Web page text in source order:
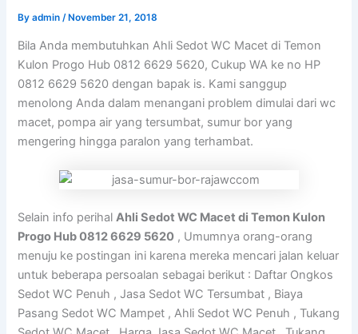
Byadmin/ November 21, 2018
Bila Anda membutuhkan Ahli Sedot WC Macet di Temon
Kulon Progo Hub 0812 6629 5620, Cukup WA ke no HP
0812 6629 5620 dengan bapak is. Kami sanggup
menolong Anda dalam menangani problem dimulai dari wc
macet, pompa air yang tersumbat, sumur bor yang
mengering hingga paralon yang terhambat.
Selain info perihalAhli Sedot WC Macet di Temon Kulon
Progo Hub 0812 6629 5620 , Umumnya orang-orang
menuju ke postingan ini karena mereka mencari jalan keluar
untuk beberapa persoalan sebagai berikut : Daftar Ongkos
Sedot WC Penuh , Jasa Sedot WC Tersumbat , Biaya
Pasang Sedot WC Mampet , Ahli Sedot WC Penuh , Tukang